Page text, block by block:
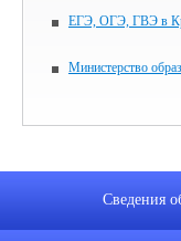
ЕГЭ, ОГЭ, ГВЭ в
Министерство
Сведения